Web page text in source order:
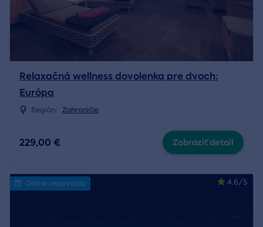
Relaxačná wellness dovolenka pre dvoch:
Európa
Región: Zahraničie
229,00 € Zobraziť detail
4.6/5
Online rezervácia